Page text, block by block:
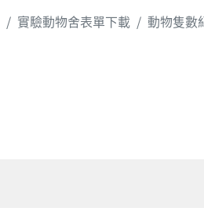
實驗動物舍表單下載 動物隻數